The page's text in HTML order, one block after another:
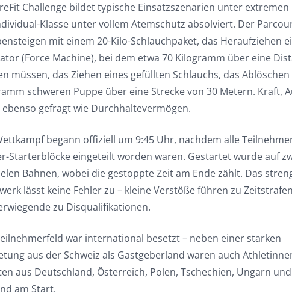
Challenge bildet typische Einsatzszenarien unter
Klasse unter vollem Atemschutz absolviert. Der
mit einem 20-Kilo-Schlauchpaket, das Heraufziehen
(Force Machine), bei dem etwa 70 Kilogramm über eine
müssen, das Ziehen eines gefüllten Schlauchs, das
schweren Puppe über eine Strecke von 30 Metern. Kraft,
ebenso gefragt wie Durchhaltevermögen.
begann offiziell um 9:45 Uhr, nachdem alle
Starterblöcke eingeteilt worden waren. Gestartet wurde auf
Bahnen, wobei die gestoppte Zeit am Ende zählt. Das
lässt keine Fehler zu – kleine Verstöße führen zu
zu Disqualifikationen.
war international besetzt – neben einer starken
aus der Schweiz als Gastgeberland waren auch
aus Deutschland, Österreich, Polen, Tschechien, Ungarn und
am Start.